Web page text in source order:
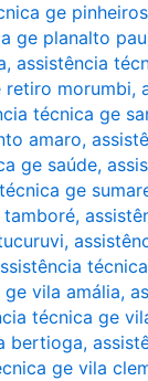
ge pinheiros
ge planalto
, assistência
retiro morumbi,
técnica ge
amaro,
ge saúde,
ge
tamboré,
,
vila amália,
técnica ge
bertioga,
ge vila